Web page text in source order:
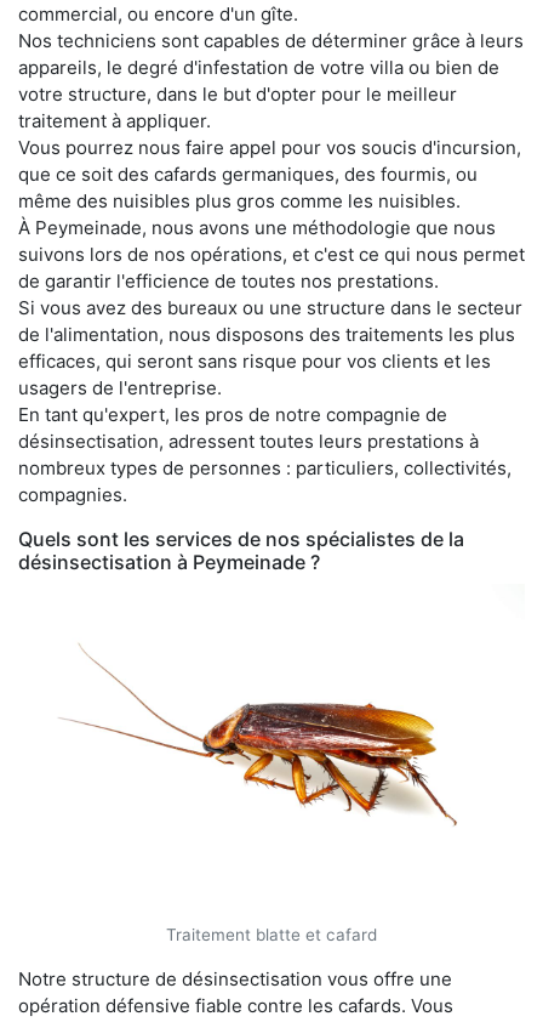
commercial, ou encore d'un gîte.
Nos techniciens sont capables de déterminer grâce à leurs
appareils, le degré d'infestation de votre villa ou bien de
votre structure, dans le but d'opter pour le meilleur
traitement à appliquer.
Vous pourrez nous faire appel pour vos soucis d'incursion,
que ce soit des cafards germaniques, des fourmis, ou
même des nuisibles plus gros comme les nuisibles.
À Peymeinade, nous avons une méthodologie que nous
suivons lors de nos opérations, et c'est ce qui nous permet
de garantir l'efficience de toutes nos prestations.
Si vous avez des bureaux ou une structure dans le secteur
de l'alimentation, nous disposons des traitements les plus
efficaces, qui seront sans risque pour vos clients et les
usagers de l'entreprise.
En tant qu'expert, les pros de notre compagnie de
désinsectisation, adressent toutes leurs prestations à
nombreux types de personnes : particuliers, collectivités,
compagnies.
Quels sont les services de nos spécialistes de la
désinsectisation à Peymeinade ?
Traitement blatte et cafard
Notre structure de désinsectisation vous offre une
opération défensive fiable contre les cafards. Vous